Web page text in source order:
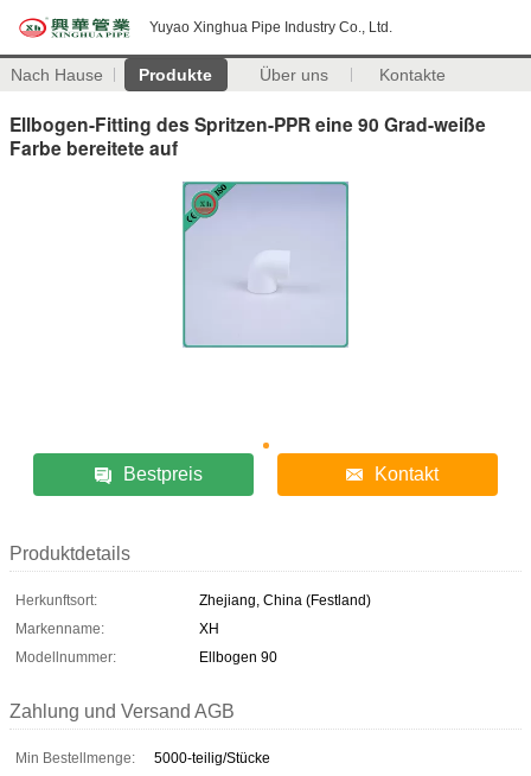
Yuyao Xinghua Pipe Industry Co., Ltd.
Nach Hause Produkte Über uns Kontakte
Ellbogen-Fitting des Spritzen-PPR eine 90 Grad-weiße
Farbe bereitete auf
Bestpreis Kontakt
Produktdetails
Herkunftsort:
Zhejiang, China (Festland)
Markenname:
XH
Modellnummer:
Ellbogen 90
Zahlung und Versand AGB
Min Bestellmenge:
5000-teilig/Stücke